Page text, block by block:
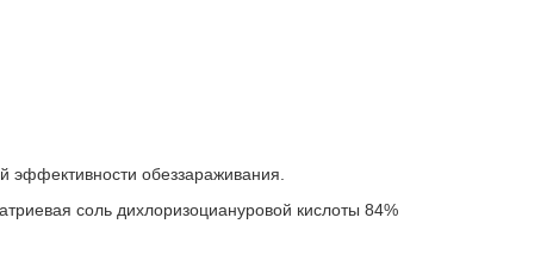
обеззараживания.
соль дихлоризоциануровой кислоты 84%